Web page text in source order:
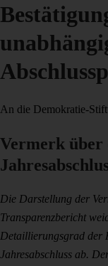
An die Demokratie-
Vermerk über
Die Darstellung der
Transparenzbericht
Detaillierungsgrad der
Jahresabschluss ab.